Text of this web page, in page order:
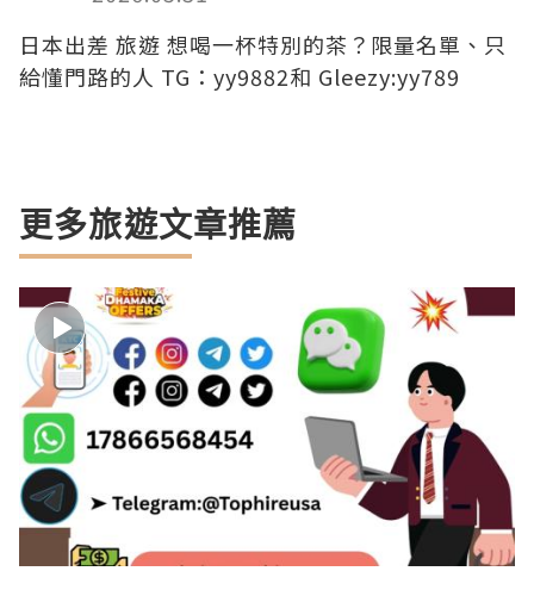
日本出差 旅遊 想喝一杯特別的茶？限量名單、只
給懂門路的人 TG：yy9882和 Gleezy:yy789
更多旅遊文章推薦